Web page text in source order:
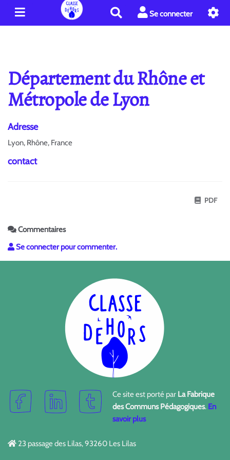
e
r
c
e
r
Se connecter
Département du Rhône et
Métropole de Lyon
Adresse
Lyon, Rhône, France
contact
PDF
Commentaires
Se connecter pour commenter.
Ce site est porté par La Fabrique
des Communs Pédagogiques. En
savoir plus
23 passage des Lilas, 93260 Les Lilas